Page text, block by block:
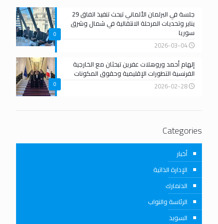
0
جلسة في البرلمان الألماني تبحث تنفيذ اتفاق 29
يناير وتحديات المرحلة الانتقالية في شمال وشرق
سوريا
2026-03-04
0
إلهام أحمد وروهلات عفرين تبحثان مع الخارجية
الفرنسية التطورات الإقليمية وحقوق المكونات
2026-02-28
Categories
أخبار
الإدارة الذاتية
الدنمارك
الرئاسة والنواب
السويد